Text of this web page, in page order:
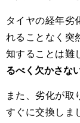
タイヤの経年劣
れることなく突
知することは難
るべく欠かさな
また、劣化が取
すぐに交換しま